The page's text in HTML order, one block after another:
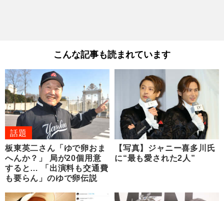
こんな記事も読まれています
話題
板東英二さん「ゆで卵おま
へんか？」 局が20個用意
すると… 「出演料も交通費
も要らん」のゆで卵伝説
【写真】ジャニー喜多川氏
に“最も愛された2人”